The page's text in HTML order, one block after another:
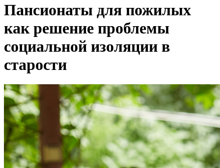
Пансионаты для пожилых
как решение проблемы
социальной изоляции в
старости